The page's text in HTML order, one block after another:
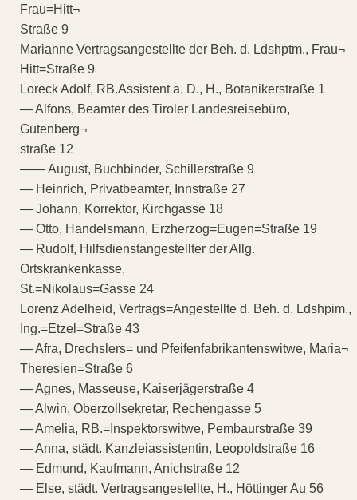
Frau=Hitt¬
Straße 9
Marianne Vertragsangestellte der Beh. d. Ldshptm., Frau¬
Hitt=Straße 9
Loreck Adolf, RB.Assistent a. D., H., Botanikerstraße 1
— Alfons, Beamter des Tiroler Landesreisebüro,
Gutenberg¬
straße 12
—— August, Buchbinder, Schillerstraße 9
— Heinrich, Privatbeamter, Innstraße 27
— Johann, Korrektor, Kirchgasse 18
— Otto, Handelsmann, Erzherzog=Eugen=Straße 19
— Rudolf, Hilfsdienstangestellter der Allg.
Ortskrankenkasse,
St.=Nikolaus=Gasse 24
Lorenz Adelheid, Vertrags=Angestellte d. Beh. d. Ldshpim.,
Ing.=Etzel=Straße 43
— Afra, Drechslers= und Pfeifenfabrikantenswitwe, Maria¬
Theresien=Straße 6
— Agnes, Masseuse, Kaiserjägerstraße 4
— Alwin, Oberzollsekretar, Rechengasse 5
— Amelia, RB.=Inspektorswitwe, Pembaurstraße 39
— Anna, städt. Kanzleiassistentin, Leopoldstraße 16
— Edmund, Kaufmann, Anichstraße 12
— Else, städt. Vertragsangestellte, H., Höttinger Au 56